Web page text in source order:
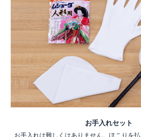
お手入れセット
お手入れは難しくはありません。ほこりを